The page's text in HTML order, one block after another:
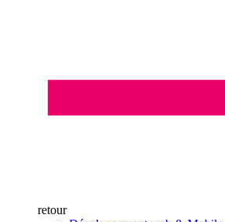
retour